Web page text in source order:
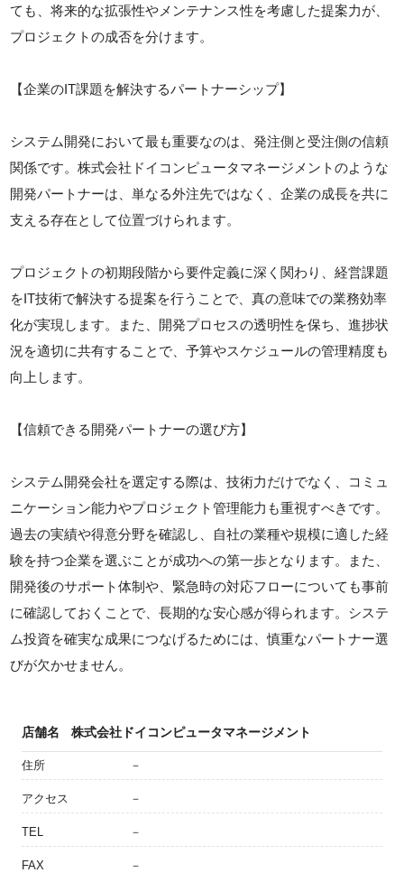
ても、将来的な拡張性やメンテナンス性を考慮した提案力が、
プロジェクトの成否を分けます。
【企業のIT課題を解決するパートナーシップ】
システム開発において最も重要なのは、発注側と受注側の信頼
関係です。株式会社ドイコンピュータマネージメントのような
開発パートナーは、単なる外注先ではなく、企業の成長を共に
支える存在として位置づけられます。
プロジェクトの初期段階から要件定義に深く関わり、経営課題
をIT技術で解決する提案を行うことで、真の意味での業務効率
化が実現します。また、開発プロセスの透明性を保ち、進捗状
況を適切に共有することで、予算やスケジュールの管理精度も
向上します。
【信頼できる開発パートナーの選び方】
システム開発会社を選定する際は、技術力だけでなく、コミュ
ニケーション能力やプロジェクト管理能力も重視すべきです。
過去の実績や得意分野を確認し、自社の業種や規模に適した経
験を持つ企業を選ぶことが成功への第一歩となります。また、
開発後のサポート体制や、緊急時の対応フローについても事前
に確認しておくことで、長期的な安心感が得られます。システ
ム投資を確実な成果につなげるためには、慎重なパートナー選
びが欠かせません。
店舗名 株式会社ドイコンピュータマネージメント
住所 －
アクセス －
TEL －
FAX －